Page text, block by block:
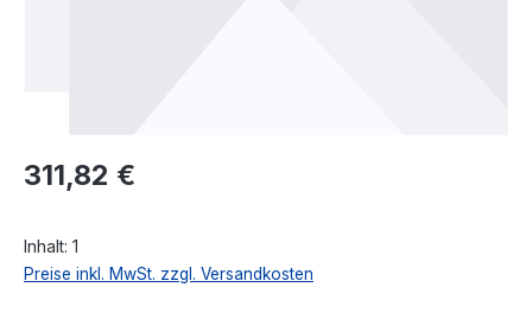
Regulärer Preis:
311,82 €
Inhalt: 1
Preise inkl. MwSt. zzgl. Versandkosten